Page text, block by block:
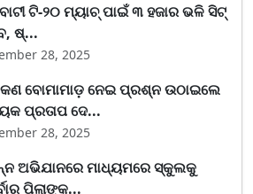
ଟି-୨୦ ମ୍ୟାଚ୍ ପାଇଁ ୩ ହଜାର ଭଳି ସିଟ୍
ଷ୍...
28, 2025
ବୋମାମାଡ଼ ନେଇ ପ୍ରଶ୍ନ ଉଠାଇଲେ
ପ୍ରତାପ ଦେ...
28, 2025
ଅଭିଯାନରେ ମାଧ୍ୟମରେ ସ୍କୁଲକୁ
ପିଲାଙ୍କ...